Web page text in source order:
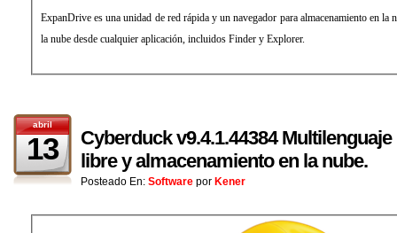
ExpanDrive es una unidad de red rápida y un navegador para almacenamiento en la
la nube desde cualquier aplicación, incluidos Finder y Explorer.
abril
13
Cyberduck v9.4.1.44384
libre y almacenamiento en la nube.
Posteado En: Software por Kener